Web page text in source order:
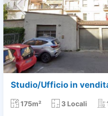
Studio/Ufficio in
175m² 3 Locali